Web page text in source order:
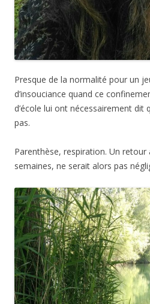
Presque de la normalité pour un
d’insouciance quand ce
d’école lui ont nécessairement dit
pas.
Parenthèse, respiration. Un retour
semaines, ne serait alors pas